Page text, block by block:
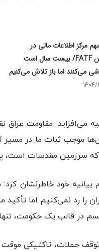
مرکز اطلاعات مالی در
خصوص FATF/ بیست سال است
می‌کنند اما باز تلاش می‌کنیم
1404/
می‌افزاید: مقاومت
موجب ثبات ما در مسیر
که سرزمین مقدسات است،
بیانیه‌ خود خاطرنشان‌
را رد نمی‌کنیم اما
در قالب یک حکومت،
حملات، تاکتیکی موقت